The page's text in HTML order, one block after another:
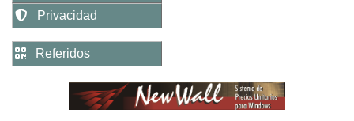
Privacidad
Referidos